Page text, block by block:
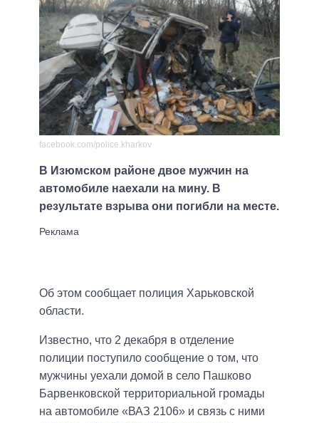
facebook.com/police.kharkov
В Изюмском районе двое мужчин на
автомобиле наехали на мину. В
результате взрыва они погибли на месте.
Об этом сообщает полиция Харьковской
области.
Известно, что 2 декабря в отделение
полиции поступило сообщение о том, что
мужчины уехали домой в село Пашково
Барвенковской территориальной громады
на автомобиле «ВАЗ 2106» и связь с ними